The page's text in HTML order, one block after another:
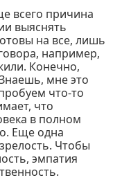
всего причина
выяснять
на все, лишь
например,
Конечно,
мне это
что-то
что
в полном
Еще одна
Чтобы
эмпатия